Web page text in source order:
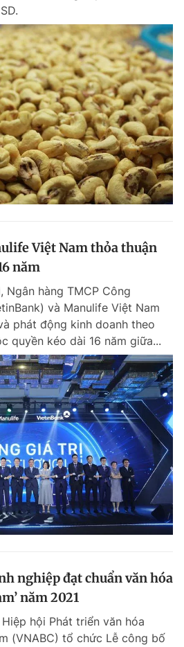
Việt Nam thỏa thuận
năm
Ngân hàng TMCP Công
và Manulife Việt Nam
phát động kinh doanh theo
quyền kéo dài 16 năm giữa...
nghiệp đạt chuẩn văn hóa
năm 2021
hội Phát triển văn hóa
(VNABC) tổ chức Lễ công bố